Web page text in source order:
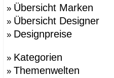
» Übersicht Marken
» Übersicht Designer
» Designpreise
» Kategorien
» Themenwelten